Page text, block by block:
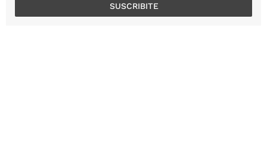
SUSCRIBITE